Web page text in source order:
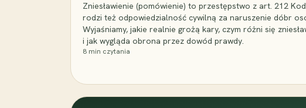
Zniesławienie (pomówienie) to przestępstwo z art. 212
rodzi też odpowiedzialność cywilną za naruszenie dóbr
Wyjaśniamy, jakie realnie grożą kary, czym różni się
i jak wygląda obrona przez dowód prawdy.
8 min czytania